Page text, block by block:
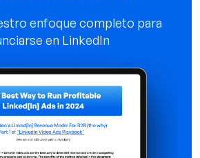
enfoque completo para
en LinkedIn